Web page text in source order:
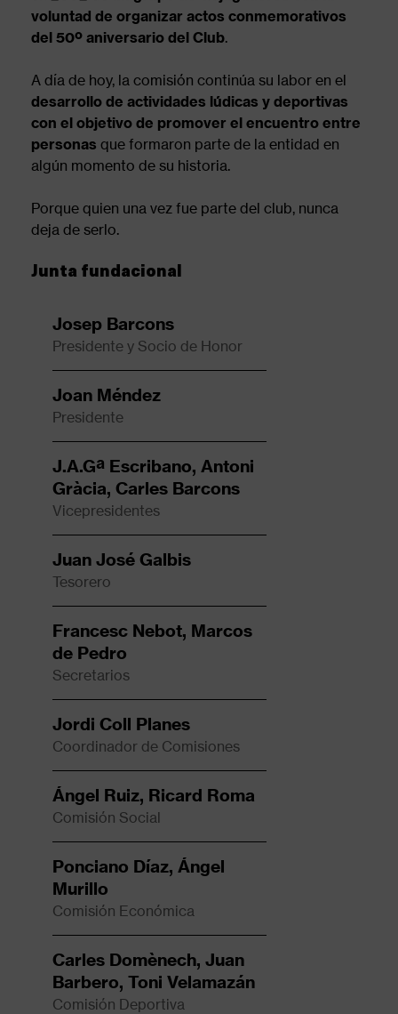
navegación
voluntad de organizar actos conmemorativos
del 50º aniversario del Club.
A día de hoy, la comisión continúa su labor en el
desarrollo de actividades lúdicas y deportivas
con el objetivo de promover el encuentro entre
personas que formaron parte de la entidad en
algún momento de su historia.
Porque quien una vez fue parte del club, nunca
deja de serlo.
Junta fundacional
Josep Barcons
Presidente y Socio de Honor
Joan Méndez
Presidente
J.A.Gª Escribano, Antoni
Gràcia, Carles Barcons
Vicepresidentes
Juan José Galbis
Tesorero
Francesc Nebot, Marcos
de Pedro
Secretarios
Jordi Coll Planes
Coordinador de Comisiones
Ángel Ruiz, Ricard Roma
Comisión Social
Ponciano Díaz, Ángel
Murillo
Comisión Económica
Carles Domènech, Juan
Barbero, Toni Velamazán
Comisión Deportiva